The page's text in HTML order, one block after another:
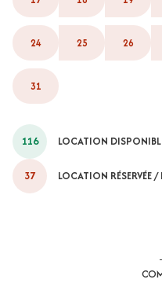
24 25 26
31
116 LOCATION
37 LOCATION RÉSERVÉE